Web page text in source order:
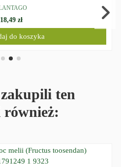
18,49 zł
do koszyka
ten